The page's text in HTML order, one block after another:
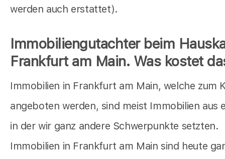
werden auch erstattet).
Immobiliengutachter beim
Frankfurt am Main. Was kostet
Immobilien in Frankfurt am Main, welche zum
angeboten werden, sind meist Immobilien aus
in der wir ganz andere Schwerpunkte setzten.
Immobilien in Frankfurt am Main sind heute